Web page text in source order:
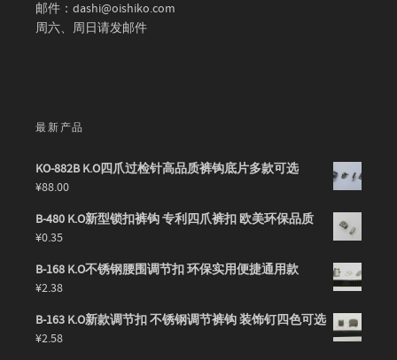
邮件：dashi@oishiko.com
周六、周日请发邮件
最新产品
KO-882B K.O四爪过检针高品质裤钩底片多款可选
¥88.00
B-480 K.O新型锁扣裤钩 专利四爪裤扣 欧美环保品质
¥0.35
B-168 K.O不锈钢腰围调节扣 环保实用便捷通用款
¥2.38
B-163 K.O新款调节扣 不锈钢调节裤钩 装饰钉四色可选
¥2.58